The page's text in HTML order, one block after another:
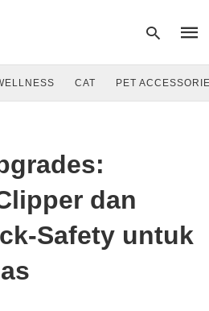
CAT PET
dan
Safety untuk